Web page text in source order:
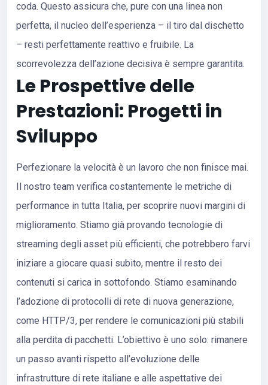
coda. Questo assicura che, pure con una linea non
perfetta, il nucleo dell’esperienza – il tiro dal dischetto
– resti perfettamente reattivo e fruibile. La
scorrevolezza dell’azione decisiva è sempre garantita.
Le Prospettive delle
Prestazioni: Progetti in
Sviluppo
Perfezionare la velocità è un lavoro che non finisce mai.
Il nostro team verifica costantemente le metriche di
performance in tutta Italia, per scoprire nuovi margini di
miglioramento. Stiamo già provando tecnologie di
streaming degli asset più efficienti, che potrebbero farvi
iniziare a giocare quasi subito, mentre il resto dei
contenuti si carica in sottofondo. Stiamo esaminando
l’adozione di protocolli di rete di nuova generazione,
come HTTP/3, per rendere le comunicazioni più stabili
alla perdita di pacchetti. L’obiettivo è uno solo: rimanere
un passo avanti rispetto all’evoluzione delle
infrastrutture di rete italiane e alle aspettative dei